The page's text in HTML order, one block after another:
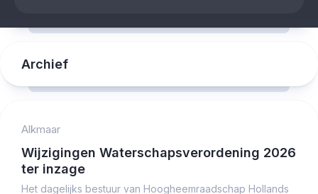
Archief
Alkmaar
Wijzigingen Waterschapsverordening 2026
ter inzage
Het dagelijks bestuur van Hoogheemraadschap Hollands